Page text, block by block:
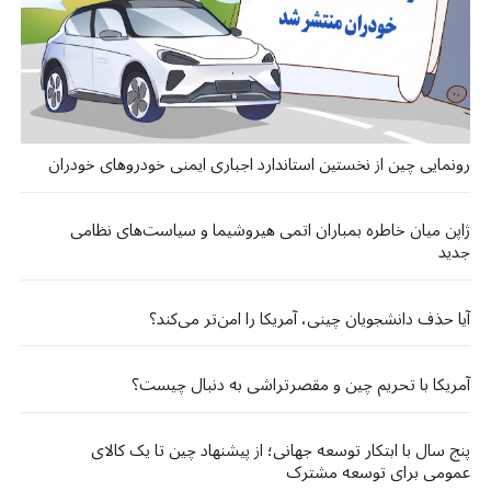
رونمایی چین از نخستین استاندارد اجباری ایمنی خودروهای خودران
ژاپن میان خاطره بمباران اتمی هیروشیما و سیاست‌های نظامی
جدید
آیا حذف دانشجویان چینی، آمریکا را امن‌تر می‌کند؟
آمریکا با تحریم چین و مقصرتراشی به دنبال چیست؟
پنج سال با ابتکار توسعه جهانی؛ از پیشنهاد چین تا یک کالای
عمومی برای توسعه مشترک